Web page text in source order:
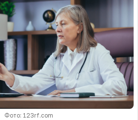
Фото: 123rf.com